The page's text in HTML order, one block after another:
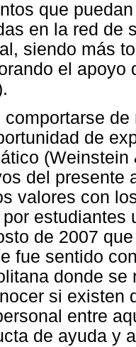
que
en la red de
siendo más
el apoyo
de
del presente
valores con
estudiantes
de 2007
fue sentido
donde
si existen
entre
de ayuda y